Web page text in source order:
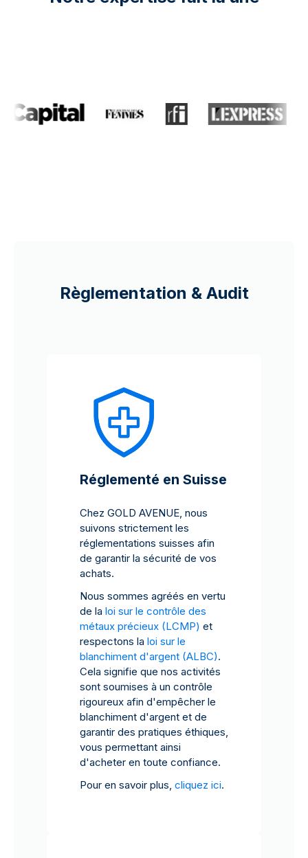
Règlementation & Audit
Réglementé en Suisse
Chez GOLD AVENUE, nous
suivons strictement les
réglementations suisses afin
de garantir la sécurité de vos
achats.
Nous sommes agréés en vertu
de la loi sur le contrôle des
métaux précieux (LCMP) et
respectons la loi sur le
blanchiment d'argent (ALBC).
Cela signifie que nos activités
sont soumises à un contrôle
rigoureux afin d'empêcher le
blanchiment d'argent et de
garantir des pratiques éthiques,
vous permettant ainsi
d'acheter en toute confiance.
Pour en savoir plus, cliquez ici.